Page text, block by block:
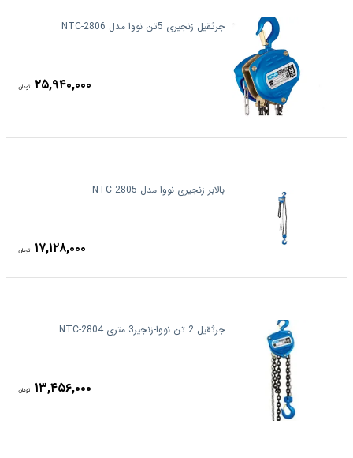
جرثقیل زنجیری 5تن نووا مدل NTC-2806
۲۵,۹۴۰,۰۰۰ تومان
بالابر زنجیری نووا مدل NTC 2805
۱۷,۱۲۸,۰۰۰ تومان
جرثقیل 2 تن نووا-زنجیر3 متری NTC-2804
۱۳,۴۵۶,۰۰۰ تومان